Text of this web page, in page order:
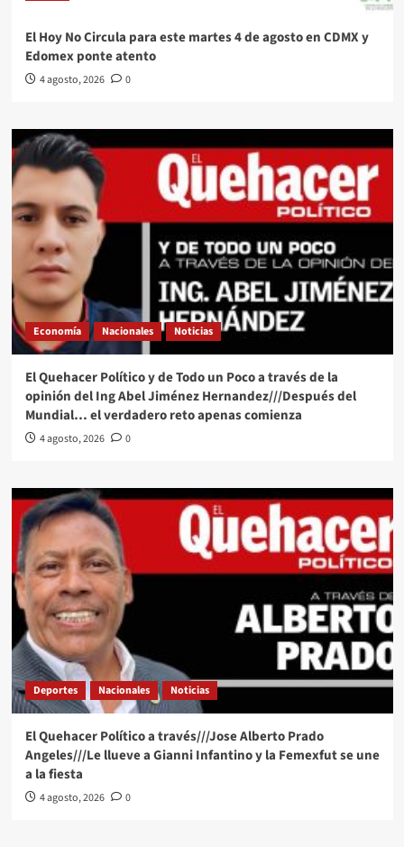
El Hoy No Circula para este martes 4 de agosto en CDMX y
Edomex ponte atento
4 agosto, 2026 0
Economía Nacionales Noticias
El Quehacer Político y de Todo un Poco a través de la
opinión del Ing Abel Jiménez Hernandez///Después del
Mundial… el verdadero reto apenas comienza
4 agosto, 2026 0
Deportes Nacionales Noticias
El Quehacer Político a través///Jose Alberto Prado
Angeles///Le llueve a Gianni Infantino y la Femexfut se une
a la fiesta
4 agosto, 2026 0